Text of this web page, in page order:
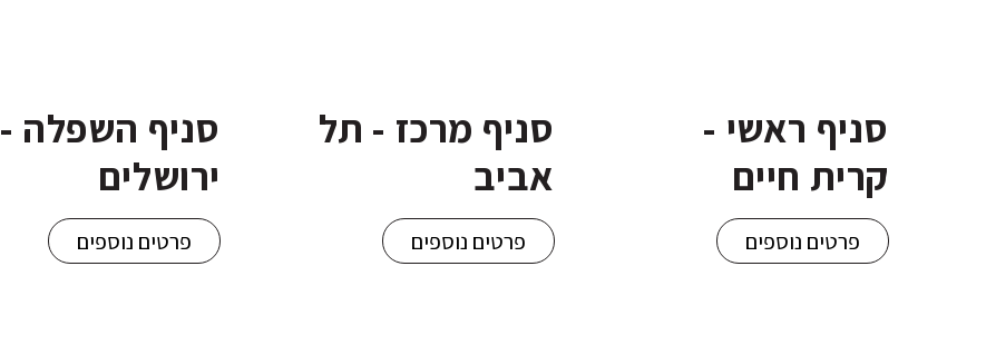
סניף ראשי -
קרית חיים
פרטים נוספים
סניף מרכז - תל
אביב
פרטים נוספים
סניף השפלה -
ירושלים
פרטים נוספים